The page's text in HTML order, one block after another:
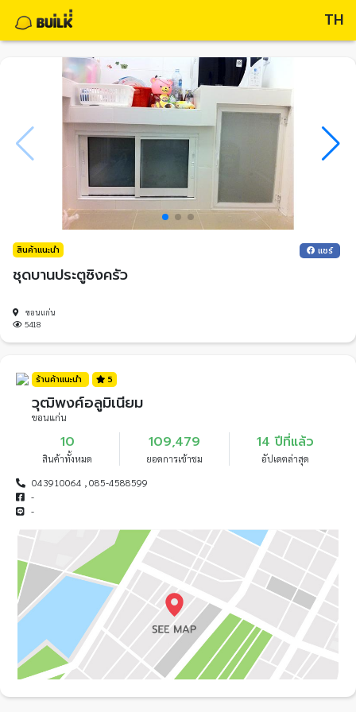
TH
สินค้าแนะนำ แชร์
ชุดบานประตูซิงครัว
ขอนแก่น
5418
ร้านค้าแนะนำ 5
วุฒิพงศ์อลูมิเนียม
ขอนแก่น
10
สินค้าทั้งหมด
109,479
ยอดการเข้าชม
14 ปีที่แล้ว
อัปเดตล่าสุด
043910064 , 085-4588599
-
-